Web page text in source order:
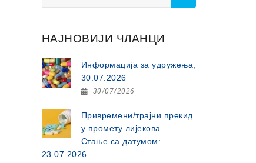
НАЈНОВИЈИ ЧЛАНЦИ
Информација за удружења,
30.07.2026
30/07/2026
Привремени/трајни прекид
у промету лијекова –
Стање са датумом:
23.07.2026